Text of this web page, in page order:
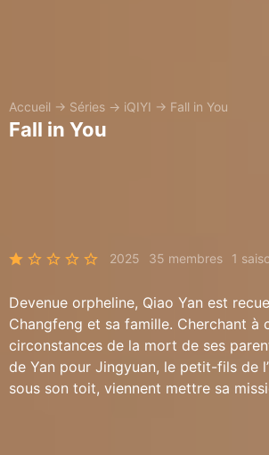
Accueil → Séries → iQIYI → Fall in You
Fall in You
2025 35 membres 1
Devenue orpheline, Qiao Yan est
Changfeng et sa famille. Cherchant à
circonstances de la mort de ses
de Yan pour Jingyuan, le petit-fils de
sous son toit, viennent mettre sa